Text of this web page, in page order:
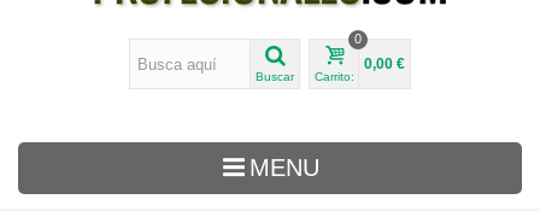
Buscar Carrito:
0
0,00 €
MENU